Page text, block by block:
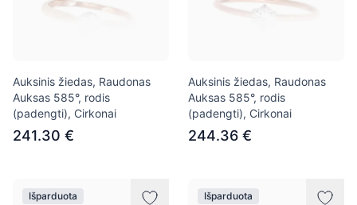
Auksinis žiedas, Raudonas
Auksas 585°, rodis
(padengti), Cirkonai
241.30 €
Auksinis žiedas, Raudonas
Auksas 585°, rodis
(padengti), Cirkonai
244.36 €
Išparduota Išparduota